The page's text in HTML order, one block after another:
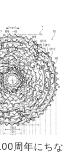
周年にちな